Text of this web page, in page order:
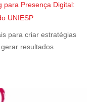
para Presença Digital:
UNIESP
para criar estratégias
resultados